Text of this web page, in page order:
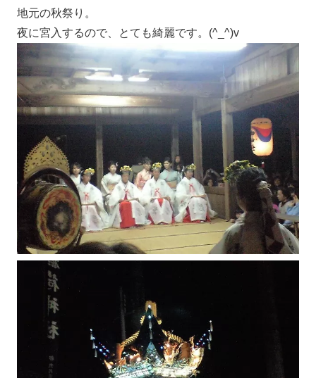
地元の秋祭り。
夜に宮入するので、とても綺麗です。(^_^)v